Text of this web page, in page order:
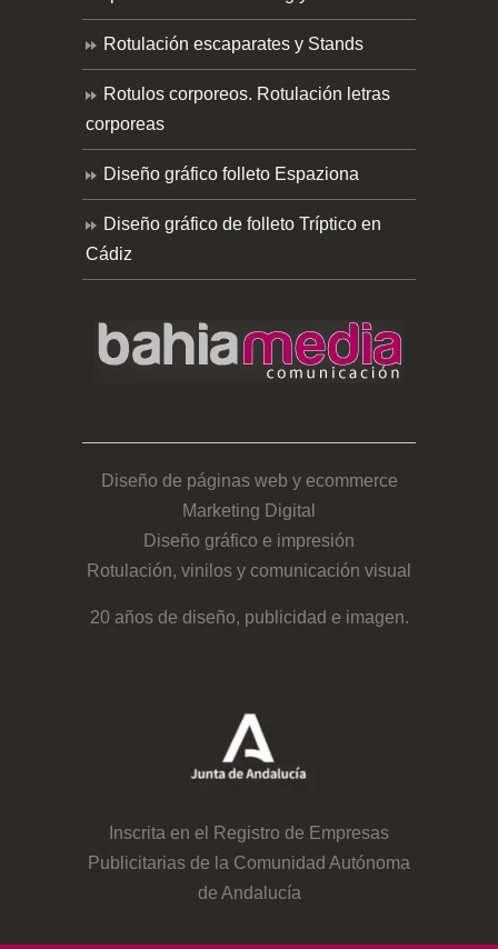
Rotulación escaparates y Stands
Rotulos corporeos. Rotulación letras
corporeas
Diseño gráfico folleto Espaziona
Diseño gráfico de folleto Tríptico en
Cádiz
Diseño de páginas web y ecommerce
Marketing Digital
Diseño gráfico e impresión
Rotulación, vinilos y comunicación visual
20 años de diseño, publicidad e imagen.
Inscrita en el Registro de Empresas
Publicitarias de la Comunidad Autónoma
de Andalucía